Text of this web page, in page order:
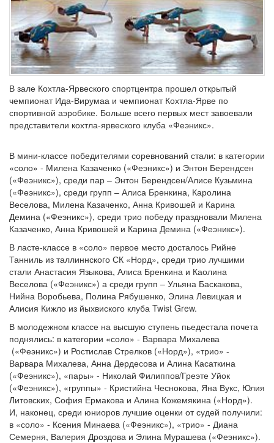
В зале Кохтла-Ярвеского спортцентра прошел открытый
чемпионат Ида-Вирумаа и чемпионат Кохтла-Ярве по
спортивной аэробике. Больше всего первых мест завоевали
представители кохтла-ярвеского клуба «Феэникс».
В мини-классе победителями соревнований стали: в категории
«соло» - Милена Казаченко («Феэникс») и Энтон Берендсен
(«Феэникс»), среди пар – Энтон Берендсен/Алисе Кузьмина
(«Феэникс»), среди групп – Алиса Бренкина, Каролина
Веселова, Милена Казаченко, Анна Кривошей и Карина
Демина («Феэникс»), среди трио победу праздновали Милена
Казаченко, Анна Кривошей и Карина Демина («Феэникс»).
В ласте-классе в «соло» первое место досталось Рийне
Танниль из таллиннского СК «Норд», среди трио лучшими
стали Анастасия Языкова, Алиса Бренкина и Каолина
Веселова («Феэникс») а среди групп – Ульяна Баскакова,
Нийна Воробьева, Полина Рябушенко, Элина Левицкая и
Алисия Кижло из йыхвиского клуба Twist Grew.
В молодежном классе на высшую ступень пьедестала почета
поднялись: в категории «соло» - Варвара Михалева
(«Феэникс») и Ростислав Стрелков («Норд»), «трио» -
Варвара Михалева, Анна Дердесова и Алина Касаткина
(«Феэникс»), «пары» - Николай Филиппов/Греэте Уйок
(«Феэникс»), «группы» - Кристийна Чеснокова, Яна Вукс, Юлия
Литовских, София Ермакова и Алина Кожемякина («Норд»).
И, наконец, среди юниоров лучшие оценки от судей получили:
в «соло» - Ксения Минаева («Феэникс»), «трио» - Диана
Семерня, Валерия Дроздова и Элина Мурашева («Феэникс»).